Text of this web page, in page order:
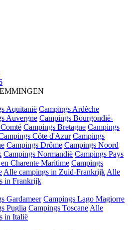
Aquitanië Campings Ardèche
Auvergne Campings Bourgondië-
Campings Bretagne Campings
Côte d'Azur Campings
Campings Drôme Campings Noord
Campings Normandië Campings Pays
Charente Maritime Campings
Alle campings in Zuid-Frankrijk Alle
in Frankrijk
Gardameer Campings Lago Magiorre
Puglia Campings Toscane Alle
in Italië